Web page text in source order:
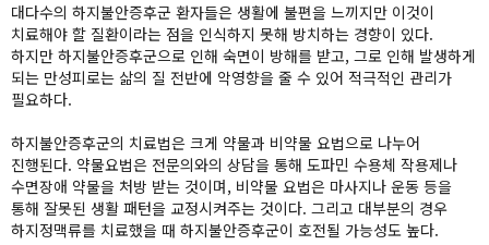
대다수의 하지불안증후군 환자들은 생활에 불편을 느끼지만 이것이
치료해야 할 질환이라는 점을 인식하지 못해 방치하는 경향이 있다.
하지만 하지불안증후군으로 인해 숙면이 방해를 받고, 그로 인해 발생하게
되는 만성피로는 삶의 질 전반에 악영향을 줄 수 있어 적극적인 관리가
필요하다.
하지불안증후군의 치료법은 크게 약물과 비약물 요법으로 나누어
진행된다. 약물요법은 전문의와의 상담을 통해 도파민 수용체 작용제나
수면장애 약물을 처방 받는 것이며, 비약물 요법은 마사지나 운동 등을
통해 잘못된 생활 패턴을 교정시켜주는 것이다. 그리고 대부분의 경우
하지정맥류를 치료했을 때 하지불안증후군이 호전될 가능성도 높다.